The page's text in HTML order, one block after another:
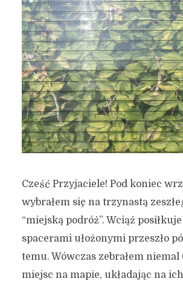
Cześć Przyjaciele! Pod koniec
wybrałem się na trzynastą
“miejską podróż”. Wciąż
spacerami ułożonymi przeszło
temu. Wówczas zebrałem
miejsc na mapie, układając na